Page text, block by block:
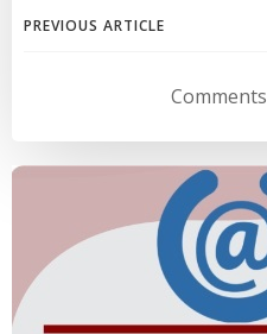
Navegación
entradas
PREVIOUS ARTICLE